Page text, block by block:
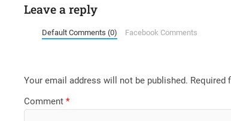
Leave a reply
Default Comments (0) Facebook Comments
Your email address will not be published. Required
Comment*